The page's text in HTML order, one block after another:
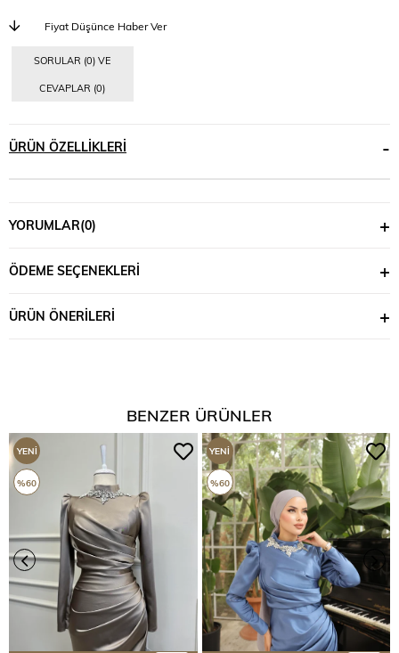
Fiyat Düşünce Haber Ver
SORULAR (0) VE
CEVAPLAR (0)
ÜRÜN ÖZELLIKLERI
YORUMLAR(0)
ÖDEME SEÇENEKLERI
ÜRÜN ÖNERILERI
BENZER ÜRÜNLER
YENI
ÜRÜN
%60
YENI
ÜRÜN
%60